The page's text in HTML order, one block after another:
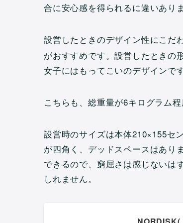
合に安心感を得られるに違いありま
設営したときのデザイン性にこだ
がおすすめです。設営したときの
女子にはもってこいのデザインです
こちらも、総重量が6キログラム
設営時のサイズは本体210×155セ
が四角く、デッドスペースはあり
できるので、窮屈さは感じないは
しれません。